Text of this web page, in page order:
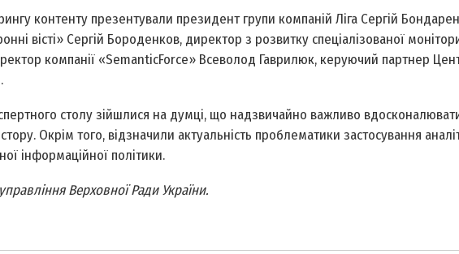
контенту презентували президент групи компаній Ліга Сергій
вісті» Сергій Бороденков, директор з розвитку спеціалізованої
компанії «SemanticForce» Всеволод Гаврилюк, керуючий партнер
столу зійшлися на думці, що надзвичайно важливо вдосконалювати
Окрім того, відзначили актуальність проблематики застосування
інформаційної політики.
Верховної Ради України.